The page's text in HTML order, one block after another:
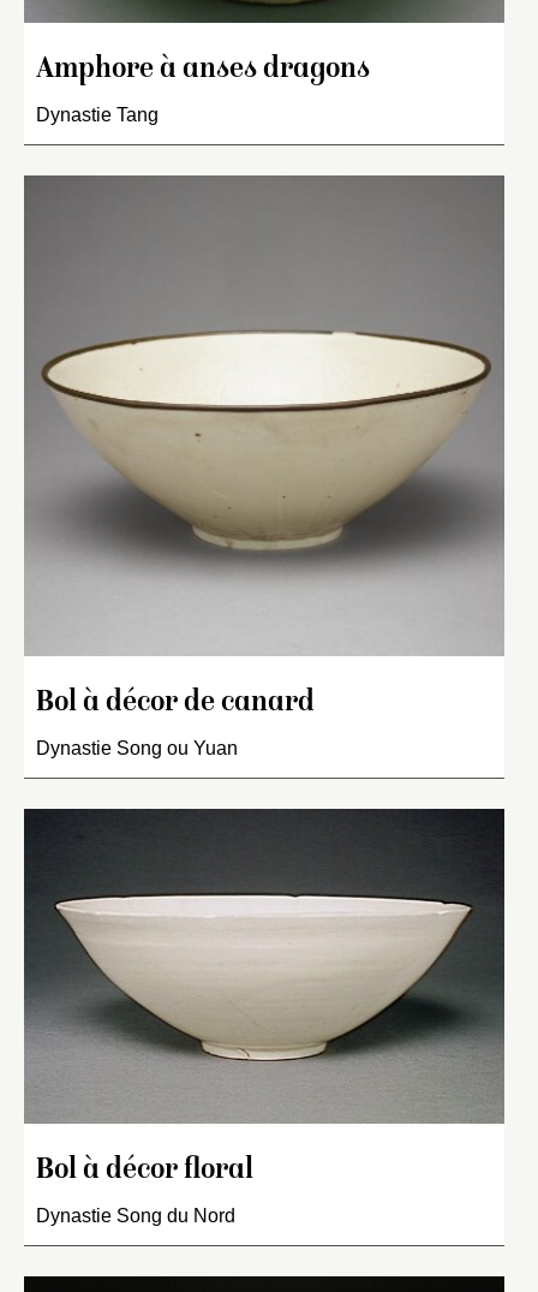
Amphore à anses dragons
Dynastie Tang
Bol à décor de canard
Dynastie Song ou Yuan
Bol à décor floral
Dynastie Song du Nord